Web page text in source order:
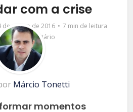
com a crise
de março de 2016
7 min de leitura
comentário
Márcio Tonetti
momentos